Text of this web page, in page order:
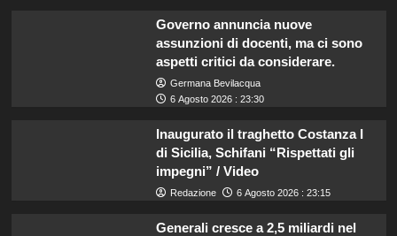
Governo annuncia nuove
assunzioni di docenti, ma ci sono
aspetti critici da considerare.
Germana Bevilacqua
6 Agosto 2026 : 23:30
Inaugurato il traghetto Costanza I
di Sicilia, Schifani “Rispettati gli
impegni” / Video
Redazione 6 Agosto 2026 : 23:15
Generali cresce a 2,5 miliardi nel